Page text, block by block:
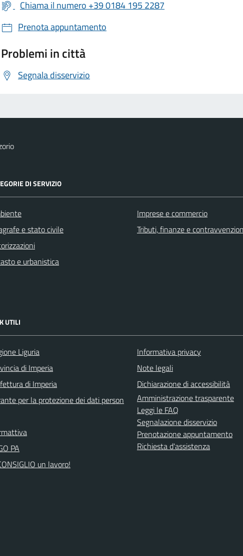
Chiama il numero +39 0184 195 2287
Prenota appuntamento
Problemi in città
Segnala disservizio
DI SERVIZIO
e stato civile
e urbanistica
Imprese e commercio
Tributi, finanze e
UTILI
Liguria
di Imperia
di Imperia
per la protezione dei dati person
PA
un lavoro!
Informativa privacy
Note legali
Dichiarazione di accessibilità
Amministrazione trasparente
Leggi le FAQ
Segnalazione disservizio
Prenotazione appuntamento
Richiesta d'assistenza